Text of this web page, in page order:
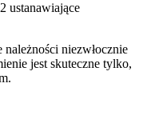
ustanawiające
niezwłocznie
jest skuteczne tylko,